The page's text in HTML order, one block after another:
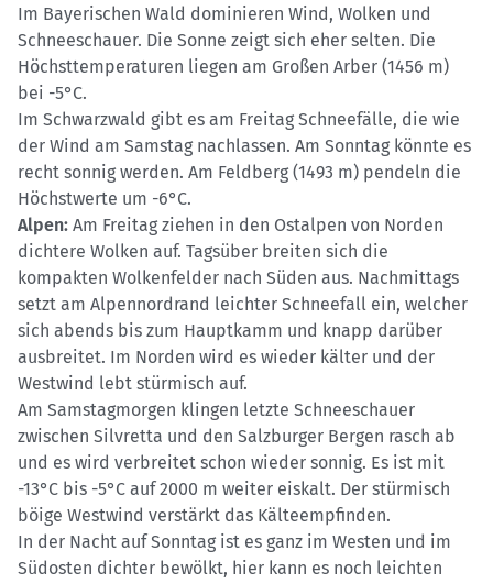
Im Bayerischen Wald dominieren Wind, Wolken und
Schneeschauer. Die Sonne zeigt sich eher selten. Die
Höchsttemperaturen liegen am Großen Arber (1456 m)
bei -5°C.
Im Schwarzwald gibt es am Freitag Schneefälle, die wie
der Wind am Samstag nachlassen. Am Sonntag könnte es
recht sonnig werden. Am Feldberg (1493 m) pendeln die
Höchstwerte um -6°C.
Alpen: Am Freitag ziehen in den Ostalpen von Norden
dichtere Wolken auf. Tagsüber breiten sich die
kompakten Wolkenfelder nach Süden aus. Nachmittags
setzt am Alpennordrand leichter Schneefall ein, welcher
sich abends bis zum Hauptkamm und knapp darüber
ausbreitet. Im Norden wird es wieder kälter und der
Westwind lebt stürmisch auf.
Am Samstagmorgen klingen letzte Schneeschauer
zwischen Silvretta und den Salzburger Bergen rasch ab
und es wird verbreitet schon wieder sonnig. Es ist mit
-13°C bis -5°C auf 2000 m weiter eiskalt. Der stürmisch
böige Westwind verstärkt das Kälteempfinden.
In der Nacht auf Sonntag ist es ganz im Westen und im
Südosten dichter bewölkt, hier kann es noch leichten